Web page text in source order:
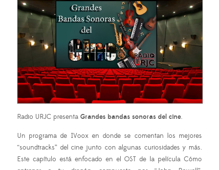
Radio URJC presenta Grandes bandas sonoras del cine.
Un programa de IVoox en donde se comentan los mejores
“soundtracks” del cine junto con algunas curiosidades y más.
Este capítulo está enfocado en el OST de la película Cómo